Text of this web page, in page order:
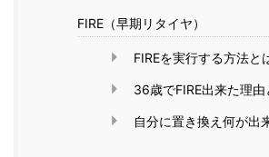
FIRE（早期リタイヤ）
FIREを実行する方法と
36歳でFIRE出来た理由
自分に置き換え何が出来